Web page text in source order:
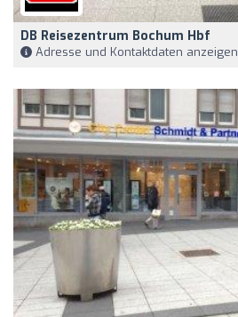
DB Reisezentrum Bochum Hbf
Adresse und Kontaktdaten anzeigen